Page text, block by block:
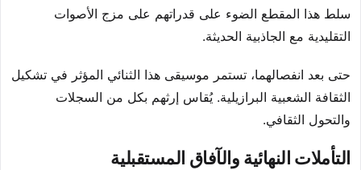
سلط هذا المقطع الضوء على قدراتهم على مزج الأصوات
التقليدية مع الجاذبية الحديثة.
حتى بعد انفصالهما، تستمر موسيقى هذا الثنائي المؤثر في تشكيل
الثقافة الشعبية البرازيلية. يُقاس إرثهم بكل من السجلات
والتحول الثقافي.
التأملات النهائية والآفاق المستقبلية